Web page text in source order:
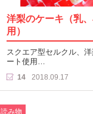
洋梨のケーキ（乳
用）
スクエア型セルクル、
ート使用…
14 2018.09.17
読み物